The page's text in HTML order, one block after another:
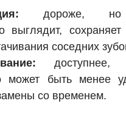
дороже, но
выглядит,
соседних
доступнее,
может быть менее
со временем.